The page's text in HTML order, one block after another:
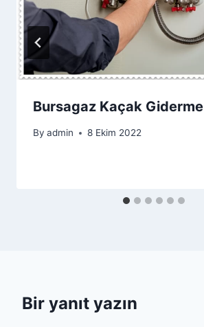
Bursagaz Kaçak Giderme
By admin 8 Ekim 2022
Bir yanıt yazın